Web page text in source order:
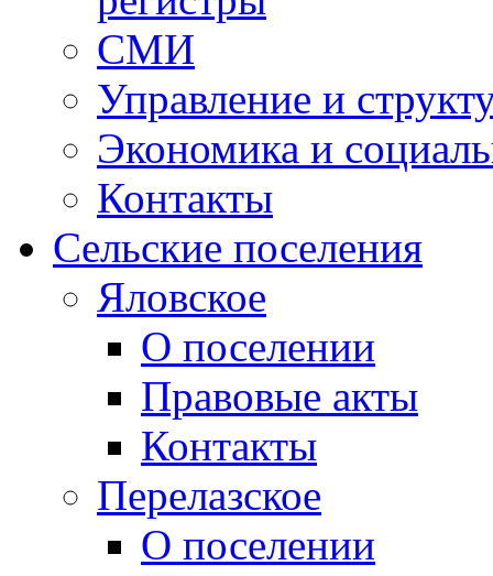
СМИ
Управление и
Экономика и
Контакты
Сельские поселения
Яловское
О поселении
Правовые акты
Контакты
Перелазское
О поселении